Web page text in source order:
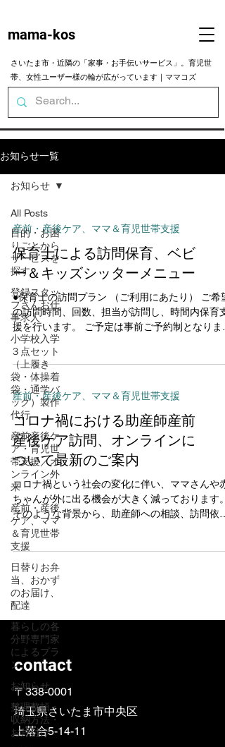
mama-kos
さいたま市・近隣の「家事・お手伝いサービス」。育児世
帯、女性ユーザー様の輪が広がっています｜ママコズ
お知らせ一覧
All Posts
目的・お困
りごとから
サービスを
探す
登録スタッ
フさんお仕
事求人
小学校入学
３点セット
（上履き
袋・体操着
袋・通学バ
ッグ）製作
代行
産前産後ケ
ア・育児世
帯支援／オ
ンライン外
来
産前・産後
ケア、ママ
＆育児世帯
支援
日替りお弁
当、おかず
のお届け、
配達
暮らしの各
分野専門家
によるプラ
ン
お知らせ
整理整頓・
収納方法・
お片付け
お知らせ
産前・産後ケア、ママ＆育児世帯支援
保育士による訪問保育、ベビ
ー＆キッズシッターメニュー
●保育士の訪問プラン （ご利用にあたり） ご希望
の訪問時間、回数、担当が訪問し、時間内保育支
援を行います。 ご予定は事前ご予約制となりま
す。 お預かりできる人数・年齢2人まで 生後2ヵ
～小学校低学年くらいのお子さま ​※親御さまが
在宅であれば、生後2ヵ月より小さいお子さ...
産前・産後ケア、ママ＆育児世帯支援
コロナ禍における助産師産前
産後ケア訪問、オンラインに
ついて最新のご案内
コロナ禍という社会の変化に伴い、ママさんや赤
ちゃんが外に出る機会が大きく減っております。
そのような背景から、助産師への相談、訪問依
頼、オンライン依頼が大変増えており、また、コ
ロナの影響で、ご予約日程の変更対応も日々多く
contact
〒338-0001
埼玉県さいたま市中央区
​上落合5-14-11